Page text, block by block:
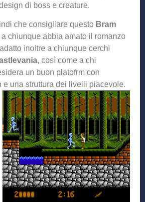
di boss e creature.
che consigliare questo Bram
a chiunque abbia amato il romanzo
inoltre a chiunque cerchi
, così come a chi
un buon platofrm con
e una struttura dei livelli piacevole.